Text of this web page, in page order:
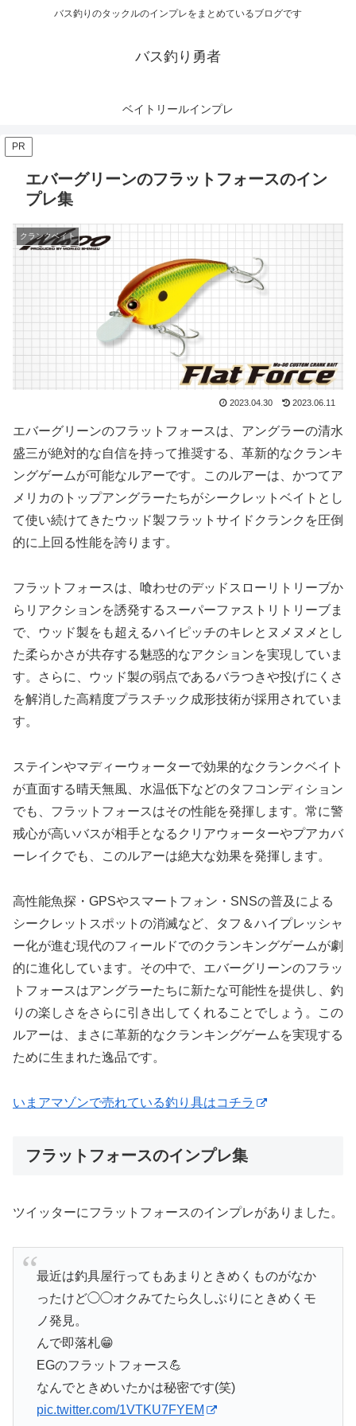
バス釣りのタックルのインプレをまとめているブログです
バス釣り勇者
ベイトリールインプレ
PR
エバーグリーンのフラットフォースのイン
プレ集
クランクベイト
2023.04.30 2023.06.11
エバーグリーンのフラットフォースは、アングラーの清水
盛三が絶対的な自信を持って推奨する、革新的なクランキ
ングゲームが可能なルアーです。このルアーは、かつてア
メリカのトップアングラーたちがシークレットベイトとし
て使い続けてきたウッド製フラットサイドクランクを圧倒
的に上回る性能を誇ります。
フラットフォースは、喰わせのデッドスローリトリーブか
らリアクションを誘発するスーパーファストリトリーブま
で、ウッド製をも超えるハイピッチのキレとヌメヌメとし
た柔らかさが共存する魅惑的なアクションを実現していま
す。さらに、ウッド製の弱点であるバラつきや投げにくさ
を解消した高精度プラスチック成形技術が採用されていま
す。
ステインやマディーウォーターで効果的なクランクベイト
が直面する晴天無風、水温低下などのタフコンディション
でも、フラットフォースはその性能を発揮します。常に警
戒心が高いバスが相手となるクリアウォーターやプアカバ
ーレイクでも、このルアーは絶大な効果を発揮します。
高性能魚探・GPSやスマートフォン・SNSの普及による
シークレットスポットの消滅など、タフ＆ハイプレッシャ
ー化が進む現代のフィールドでのクランキングゲームが劇
的に進化しています。その中で、エバーグリーンのフラッ
トフォースはアングラーたちに新たな可能性を提供し、釣
りの楽しさをさらに引き出してくれることでしょう。この
ルアーは、まさに革新的なクランキングゲームを実現する
ために生まれた逸品です。
いまアマゾンで売れている釣り具はコチラ
フラットフォースのインプレ集
ツイッターにフラットフォースのインプレがありました。
最近は釣具屋行ってもあまりときめくものがなか
ったけど◯◯オクみてたら久しぶりにときめくモ
ノ発見。
んで即落札😁
EGのフラットフォース💪
なんでときめいたかは秘密です(笑)
pic.twitter.com/1VTKU7FYEM